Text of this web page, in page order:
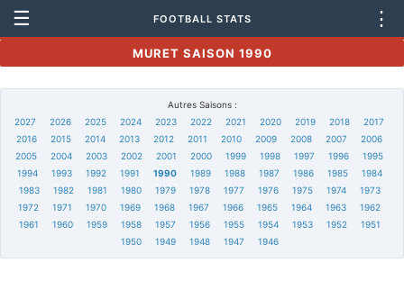
☰ FOOTBALL STATS ⋮
MURET SAISON 1990
Autres Saisons :
2027
2026 2025 2024 2023 2022 2021 2020 2019 2018
2017
2016
2015 2014 2013 2012 2011 2010 2009 2008 2007
2006
2005
2004 2003 2002 2001 2000 1999 1998 1997 1996
1995
1994
1993 1992 1991 1990 1989 1988 1987 1986 1985
1984
1983
1982 1981 1980 1979 1978 1977 1976 1975 1974
1973
1972
1971 1970 1969 1968 1967 1966 1965 1964 1963
1962
1961
1960 1959 1958 1957 1956 1955 1954 1953 1952
1951
1950
1949 1948 1947 1946